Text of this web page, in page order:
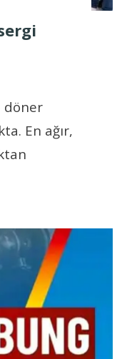
döner
En ağır,